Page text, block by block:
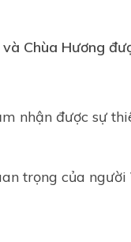
Chùa Hương
nhận được sự
trọng của